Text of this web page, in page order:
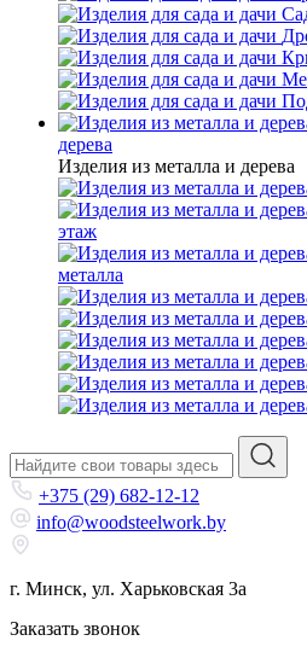
дерева
Изделия из металла и дерева
этаж
металла
+375 (29) 682-12-12
info@woodsteelwork.by
г. Минск, ул. Харьковская 3а
Заказать звонок